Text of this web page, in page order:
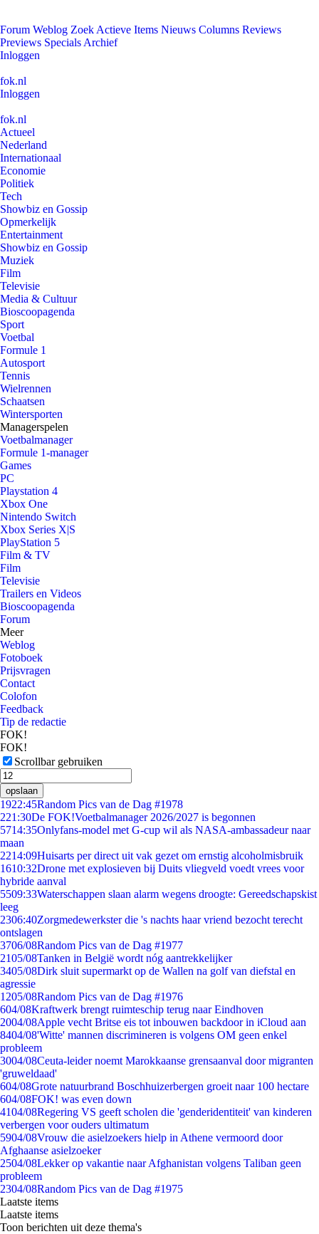
Forum Weblog Zoek Actieve Items Nieuws Columns Reviews
Previews Specials Archief
Inloggen
fok.nl
Inloggen
fok.nl
Actueel
Nederland
Internationaal
Economie
Politiek
Tech
Showbiz en Gossip
Opmerkelijk
Entertainment
Showbiz en Gossip
Muziek
Film
Televisie
Media & Cultuur
Bioscoopagenda
Sport
Voetbal
Formule 1
Autosport
Tennis
Wielrennen
Schaatsen
Wintersporten
Managerspelen
Voetbalmanager
Formule 1-manager
Games
PC
Playstation 4
Xbox One
Nintendo Switch
Xbox Series X|S
PlayStation 5
Film & TV
Film
Televisie
Trailers en Videos
Bioscoopagenda
Forum
Meer
Weblog
Fotoboek
Prijsvragen
Contact
Colofon
Feedback
Tip de redactie
FOK!
FOK!
Scrollbar gebruiken
opslaan
1922:45Random Pics van de Dag #1978
221:30De FOK!Voetbalmanager 2026/2027 is begonnen
5714:35Onlyfans-model met G-cup wil als NASA-ambassadeur naar
maan
2214:09Huisarts per direct uit vak gezet om ernstig alcoholmisbruik
1610:32Drone met explosieven bij Duits vliegveld voedt vrees voor
hybride aanval
5509:33Waterschappen slaan alarm wegens droogte: Gereedschapskist
leeg
2306:40Zorgmedewerkster die 's nachts haar vriend bezocht terecht
ontslagen
3706/08Random Pics van de Dag #1977
2105/08Tanken in België wordt nóg aantrekkelijker
3405/08Dirk sluit supermarkt op de Wallen na golf van diefstal en
agressie
1205/08Random Pics van de Dag #1976
604/08Kraftwerk brengt ruimteschip terug naar Eindhoven
2004/08Apple vecht Britse eis tot inbouwen backdoor in iCloud aan
8404/08'Witte' mannen discrimineren is volgens OM geen enkel
probleem
3004/08Ceuta-leider noemt Marokkaanse grensaanval door migranten
'gruweldaad'
604/08Grote natuurbrand Boschhuizerbergen groeit naar 100 hectare
604/08FOK! was even down
4104/08Regering VS geeft scholen die 'genderidentiteit' van kinderen
verbergen voor ouders ultimatum
5904/08Vrouw die asielzoekers hielp in Athene vermoord door
Afghaanse asielzoeker
2504/08Lekker op vakantie naar Afghanistan volgens Taliban geen
probleem
2304/08Random Pics van de Dag #1975
Laatste items
Laatste items
Toon berichten uit deze thema's